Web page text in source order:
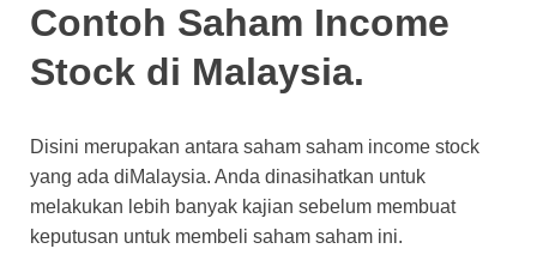
Contoh Saham Income
Stock di Malaysia.
Disini merupakan antara saham saham income stock
yang ada diMalaysia. Anda dinasihatkan untuk
melakukan lebih banyak kajian sebelum membuat
keputusan untuk membeli saham saham ini.